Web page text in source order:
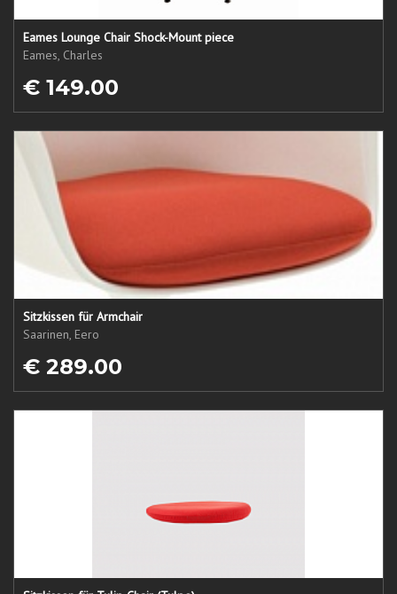
Eames Lounge Chair Shock-Mount piece
Eames, Charles
€ 149.00
Sitzkissen für Armchair
Saarinen, Eero
€ 289.00